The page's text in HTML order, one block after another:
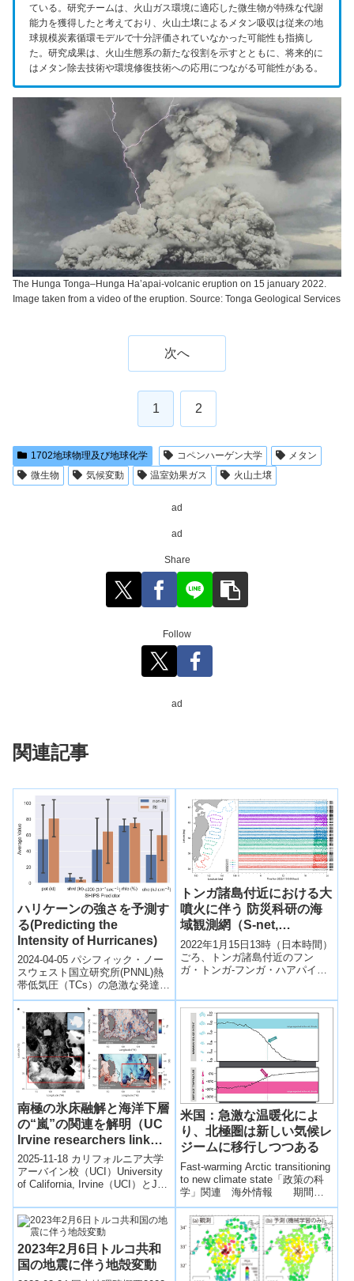
ている。研究チームは、火山ガス環境に適応した微生物が特殊な代謝
能力を獲得したと考えており、火山土壌によるメタン吸収は従来の地
球規模炭素循環モデルで十分評価されていなかった可能性も指摘し
た。研究成果は、火山生態系の新たな役割を示すとともに、将来的に
はメタン除去技術や環境修復技術への応用につながる可能性がある。
The Hunga Tonga–Hunga Ha’apai-volcanic eruption on 15 january 2022.
Image taken from a video of the eruption. Source: Tonga Geological Services
次へ
1 2
1702地球物理及び地球化学 コペンハーゲン大学
メタン
微生物
気候変動 温室効果ガス 火山土壌
ad
ad
Share
Follow
ad
関連記事
ハリケーンの強さを予測す
る(Predicting the
Intensity of Hurricanes)
2024-04-05 パシフィック・ノー
スウェスト国立研究所(PNNL)熱
帯低気圧（TCs）の急激な発達
(RI)は、沿岸地域への深刻な経済
的および社会的脅威をも...
トンガ諸島付近における大
噴火に伴う 防災科研の海
域観測網（S-net,
DONET）で観測された水
圧変動
2022年1月15日13時（日本時間）
ごろ、トンガ諸島付近のフン
ガ・トンガ-フンガ・ハアパイ火
の全観測点で潮位変化が観測さ
れた。 沖合のS-netとDONETの
観測点では最大10数㎝程度（片
振幅）で、初動部分よりも後続
部分で大きい。 すべての観測点
で、初動は潮位の上昇を記録し
た。
南極の氷床融解と海洋下層
の“嵐”の関連を解明（UC
Irvine researchers link
Antarctic ice loss to
‘storms’ at the ocean’s
subsurface）
2025-11-18 カリフォルニア大学
アーバイン校（UCI）University
of California, Irvine（UCI）とJet
米国：急激な温暖化によ
り、北極圏は新しい気候レ
ジームに移行しつつある
Fast-warming Arctic transitioning
to new climate state「政策の科
学」関連 海外情報 期間：9
月17日～9...
2023年2月6日トルコ共和
国の地震に伴う地殻変動